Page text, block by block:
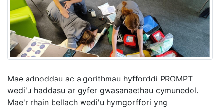
Mae adnoddau ac algorithmau hyfforddi PROMPT
wedi'u haddasu ar gyfer gwasanaethau cymunedol.
Mae'r rhain bellach wedi'u hymgorffori yng